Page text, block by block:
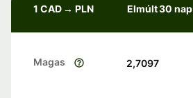
1 CAD → PLN Elmúlt 30 nap
Magas 2,7097